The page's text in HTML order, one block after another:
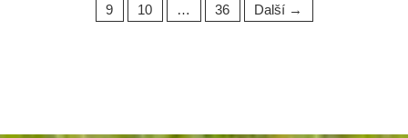
9
10 … 36 Další →